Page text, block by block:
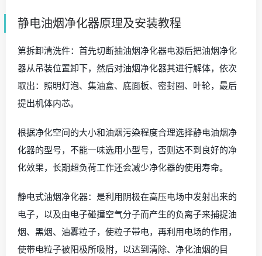
静电油烟净化器原理及安装教程
第拆卸清洗件：首先切断抽油烟净化器电源后把油烟净化
器从吊装位置卸下，然后对油烟净化器其进行解体，依次
取出：照明灯泡、集油盒、底面板、密封圈、叶轮，最后
提出机体内芯。
根据净化空间的大小和油烟污染程度合理选择静电油烟净
化器的型号，不能一味选用小型号，否则达不到良好的净
化效果，长期超负荷工作还会减少净化器的使用寿命。
静电式油烟净化器：是利用阴极在高压电场中发射出来的
电子，以及由电子碰撞空气分子而产生的负离子来捕捉油
烟、黑烟、油雾粒子，使粒子带电，再利用电场的作用，
使带电粒子被阳极所吸附，以达到清除、净化油烟的目